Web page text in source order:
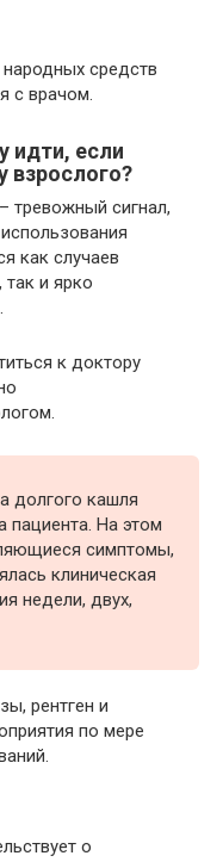
средств
с врачом.
идти, если
взрослого?
тревожный сигнал,
как случаев
и ярко
к доктору
долгого кашля
пациента. На этом
симптомы,
клиническая
недели, двух,
рентген и
по мере
о